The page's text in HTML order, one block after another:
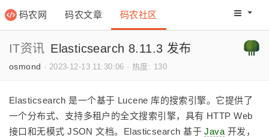
码农网 码农文章 码农社区 码农网
IT资讯 Elasticsearch 8.11.3 发布
osmond · 2023-12-13 11:30:06 · 热度: 130
Elasticsearch 是一个基于 Lucene 库的搜索引擎。它提供了
一个分布式、支持多租户的全文搜索引擎，具有 HTTP Web
接口和无模式 JSON 文档。Elasticsearch 基于Java 开发，